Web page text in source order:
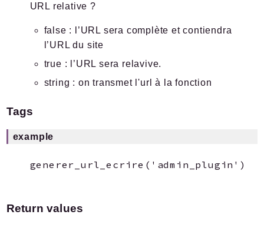
URL relative ?
false : l’URL sera complète et contiendra
l’URL du site
true : l’URL sera relavive.
string : on transmet l'url à la fonction
Tags
example
Return values